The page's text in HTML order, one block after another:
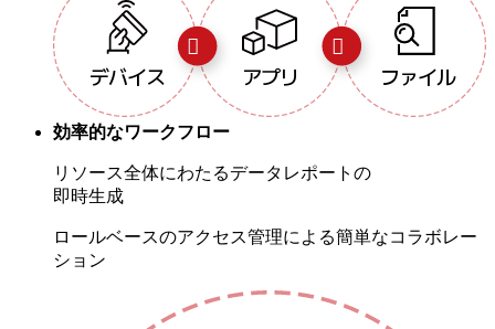
デバイス アプリ ファイル
 
効率的なワークフロー
リソース全体にわたるデータレポートの
即時生成
ロールベースのアクセス管理による簡単なコラボレー
ション